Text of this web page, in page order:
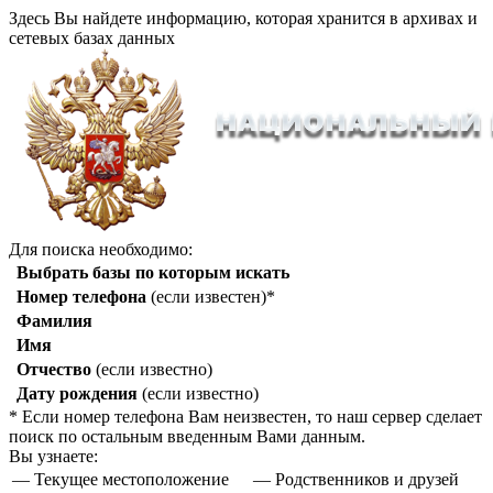
Здесь Вы найдете информацию, которая хранится в архивах и
сетевых базах данных
Для поиска необходимо:
Выбрать базы по которым искать
Номер телефона (если известен)*
Фамилия
Имя
Отчество (если известно)
Дату рождения (если известно)
* Если номер телефона Вам неизвестен, то наш сервер сделает
поиск по остальным введенным Вами данным.
Вы узнаете:
— Текущее местоположение
— Родственников и друзей